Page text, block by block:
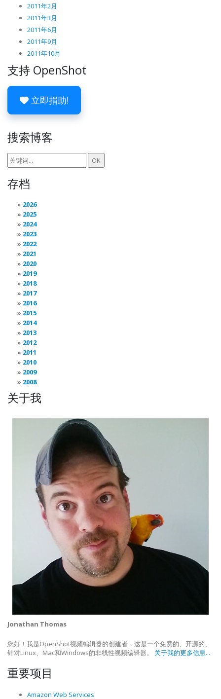
2011年2月
2011年3月
2011年6月
2011年9月
2011年10月
支持 OpenShot
立即捐助!
搜索博客
存档
2026
2025
2024
2023
2022
2021
2020
2019
2018
2017
2016
2015
2014
2013
2012
2011
2010
2009
2008
关于我
Jonathan Thomas
您好！我是OpenShot视频编辑器的创建者，这是一个免费的、开源的、
针对Linux、Mac和Windows的非线性视频编辑器。 关于我的更多信息...
重要项目
Amazon Web Services